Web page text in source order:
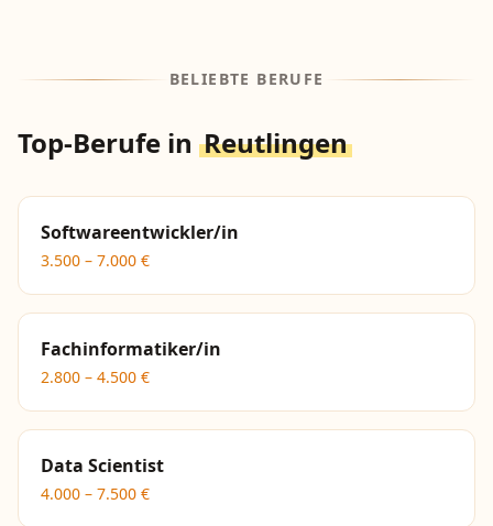
BELIEBTE BERUFE
Top-Berufe in Reutlingen
Softwareentwickler/in
3.500 – 7.000 €
Fachinformatiker/in
2.800 – 4.500 €
Data Scientist
4.000 – 7.500 €